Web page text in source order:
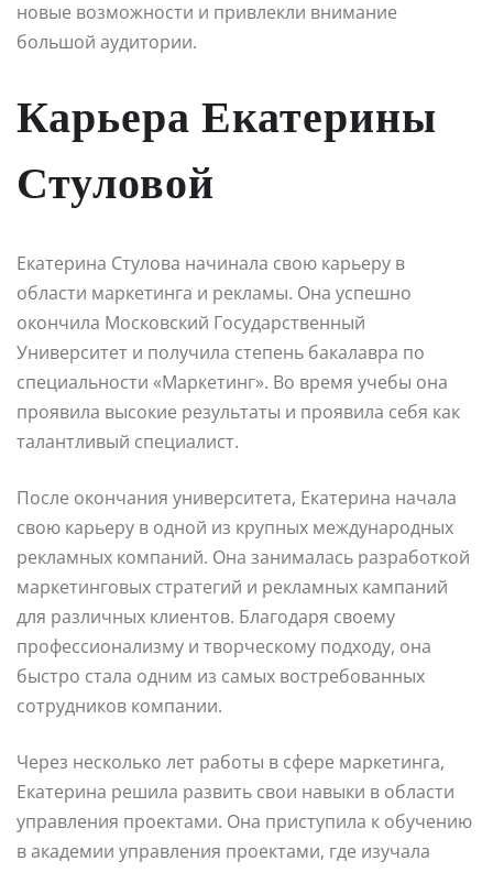
новые возможности и привлекли внимание
большой аудитории.
Карьера Екатерины
Стуловой
Екатерина Стулова начинала свою карьеру в
области маркетинга и рекламы. Она успешно
окончила Московский Государственный
Университет и получила степень бакалавра по
специальности «Маркетинг». Во время учебы она
проявила высокие результаты и проявила себя как
талантливый специалист.
После окончания университета, Екатерина начала
свою карьеру в одной из крупных международных
рекламных компаний. Она занималась разработкой
маркетинговых стратегий и рекламных кампаний
для различных клиентов. Благодаря своему
профессионализму и творческому подходу, она
быстро стала одним из самых востребованных
сотрудников компании.
Через несколько лет работы в сфере маркетинга,
Екатерина решила развить свои навыки в области
управления проектами. Она приступила к обучению
в академии управления проектами, где изучала